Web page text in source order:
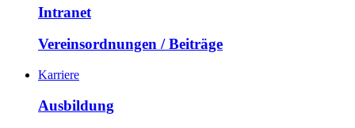
Intranet
Vereinsordnungen / Beiträge
Karriere
Ausbildung